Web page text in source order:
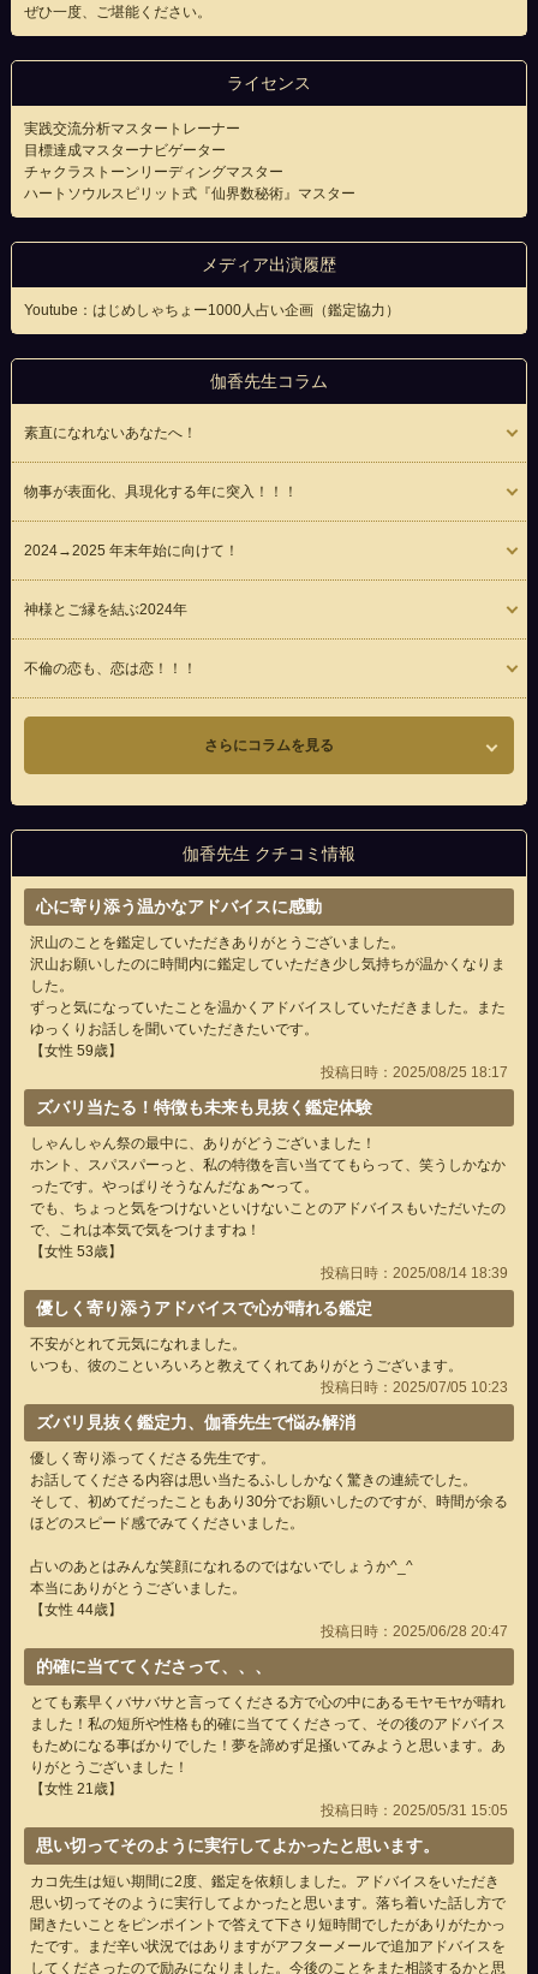
ぜひ一度、ご堪能ください。
ライセンス
実践交流分析マスタートレーナー
目標達成マスターナビゲーター
チャクラストーンリーディングマスター
ハートソウルスピリット式『仙界数秘術』マスター
メディア出演履歴
Youtube：はじめしゃちょー1000人占い企画（鑑定協力）
伽香先生コラム
素直になれないあなたへ！
物事が表面化、具現化する年に突入！！！
2024→2025 年末年始に向けて！
神様とご縁を結ぶ2024年
不倫の恋も、恋は恋！！！
さらにコラムを見る
伽香先生 クチコミ情報
心に寄り添う温かなアドバイスに感動
沢山のことを鑑定していただきありがとうございました。
沢山お願いしたのに時間内に鑑定していただき少し気持ちが温かくなりま
した。
ずっと気になっていたことを温かくアドバイスしていただきました。また
ゆっくりお話しを聞いていただきたいです。
【女性 59歳】
投稿日時：2025/08/25 18:17
ズバリ当たる！特徴も未来も見抜く鑑定体験
しゃんしゃん祭の最中に、ありがどうございました！
ホント、スパスパーっと、私の特徴を言い当ててもらって、笑うしかなか
ったです。やっぱりそうなんだなぁ〜って。
でも、ちょっと気をつけないといけないことのアドバイスもいただいたの
で、これは本気で気をつけますね！
【女性 53歳】
投稿日時：2025/08/14 18:39
優しく寄り添うアドバイスで心が晴れる鑑定
不安がとれて元気になれました。
いつも、彼のこといろいろと教えてくれてありがとうございます。
投稿日時：2025/07/05 10:23
ズバリ見抜く鑑定力、伽香先生で悩み解消
優しく寄り添ってくださる先生です。
お話してくださる内容は思い当たるふししかなく驚きの連続でした。
そして、初めてだったこともあり30分でお願いしたのですが、時間が余る
ほどのスピード感でみてくださいました。
占いのあとはみんな笑顔になれるのではないでしょうか^_^
本当にありがとうございました。
【女性 44歳】
投稿日時：2025/06/28 20:47
的確に当ててくださって、、、
とても素早くバサバサと言ってくださる方で心の中にあるモヤモヤが晴れ
ました！私の短所や性格も的確に当ててくださって、その後のアドバイス
もためになる事ばかりでした！夢を諦めず足掻いてみようと思います。あ
りがとうございました！
【女性 21歳】
投稿日時：2025/05/31 15:05
思い切ってそのように実行してよかったと思います。
カコ先生は短い期間に2度、鑑定を依頼しました。アドバイスをいただき
思い切ってそのように実行してよかったと思います。落ち着いた話し方で
聞きたいことをピンポイントで答えて下さり短時間でしたがありがたかっ
たです。まだ辛い状況ではありますがアフターメールで追加アドバイスを
してくださったので励みになりました。今後のことをまた相談するかと思